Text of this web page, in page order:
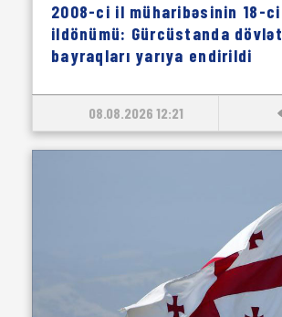
2008-ci il müharibəsinin 18-ci
ildönümü: Gürcüstanda dövlət
bayraqları yarıya endirildi
08.08.2026 12:21